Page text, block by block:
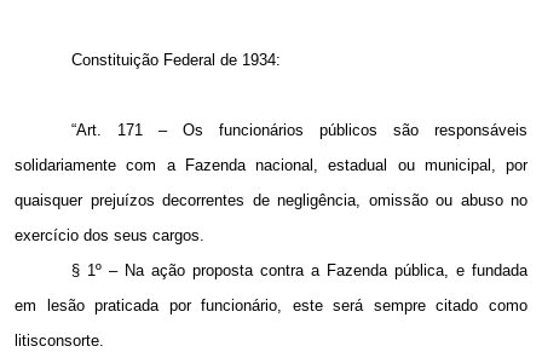
Constituição Federal de 1934:
“Art. 171 – Os funcionários públicos são responsáveis
solidariamente com a Fazenda nacional, estadual ou municipal, por
quaisquer prejuízos decorrentes de negligência, omissão ou abuso no
exercício dos seus cargos.
§ 1º – Na ação proposta contra a Fazenda pública, e fundada
em lesão praticada por funcionário, este será sempre citado como
litisconsorte.